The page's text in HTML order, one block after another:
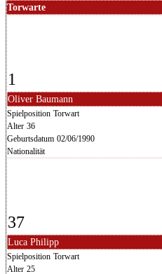
Torwarte
1
Oliver Baumann
Spielposition Torwart
Alter 36
Geburtsdatum 02/06/1990
Nationalität
37
Luca Philipp
Spielposition Torwart
Alter 25